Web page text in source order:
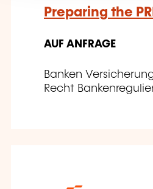
Preparing the
AUF ANFRAGE
Banken
Recht